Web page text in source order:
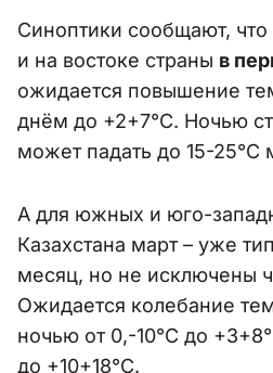
Синоптики сообщают, что
и на востоке страны в
ожидается повышение
днём до +2+7°С. Ночью
может падать до 15-25°С
А для южных и юго-
Казахстана март – уже
месяц, но не исключены
Ожидается колебание
ночью от 0,-10°С до
до +10+18°С.